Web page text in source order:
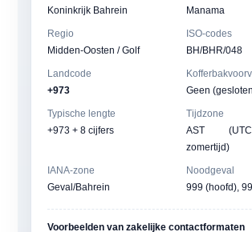
Koninkrijk Bahrein
Manama
Regio
Midden-Oosten / Golf
ISO-codes
BH/BHR/048
Landcode
+973
Geen
Typische lengte
+973 + 8 cijfers
Tijdzone
AST
zomertijd)
IANA-zone
Geval/Bahrein
Noodgeval
999 (hoofd),
Voorbeelden van zakelijke contactformaten